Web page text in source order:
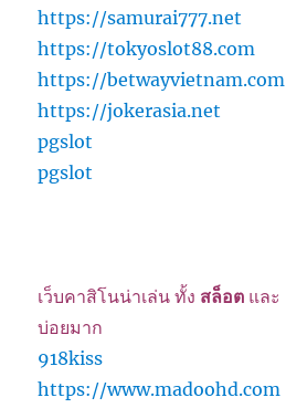
https://samurai777.net
https://tokyoslot88.com
https://betwayvietnam.com
https://jokerasia.net
pgslot
pgslot
เว็บคาสิโนน่าเล่น ทั้ง สล็อต และ
บ่อยมาก
918kiss
https://www.madoohd.com